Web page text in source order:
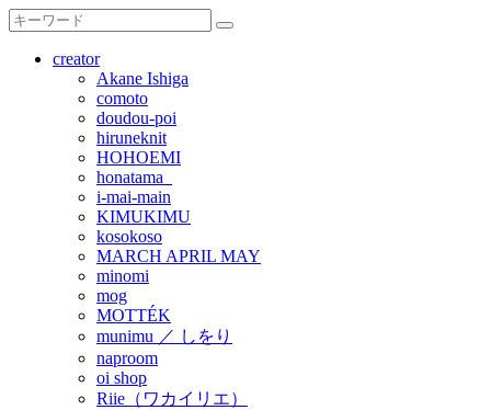
creator
Akane Ishiga
comoto
doudou-poi
hiruneknit
HOHOEMI
honatama_
i-mai-main
KIMUKIMU
kosokoso
MARCH APRIL MAY
minomi
mog
MOTTÉK
munimu ／ しをり
naproom
oi shop
Riie（ワカイリエ）